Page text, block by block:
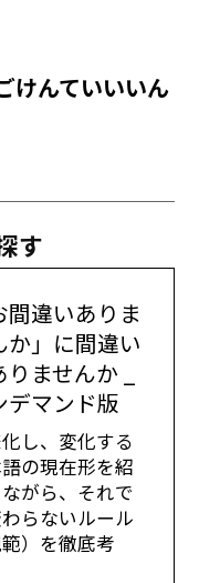
けんていいいん
す
間違いありま
か」に間違い
ませんか _
デマンド版
し、変化する
の現在形を紹
がら、それで
らないルール
範）を徹底考